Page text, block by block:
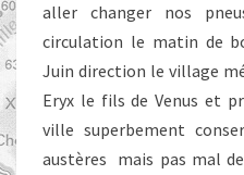
aller changer nos
circulation le matin de
Juin direction le village
Eryx le fils de Venus et
ville superbement
austères mais pas mal